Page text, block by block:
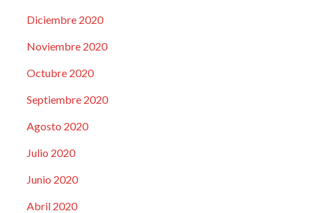
Diciembre 2020
Noviembre 2020
Octubre 2020
Septiembre 2020
Agosto 2020
Julio 2020
Junio 2020
Abril 2020